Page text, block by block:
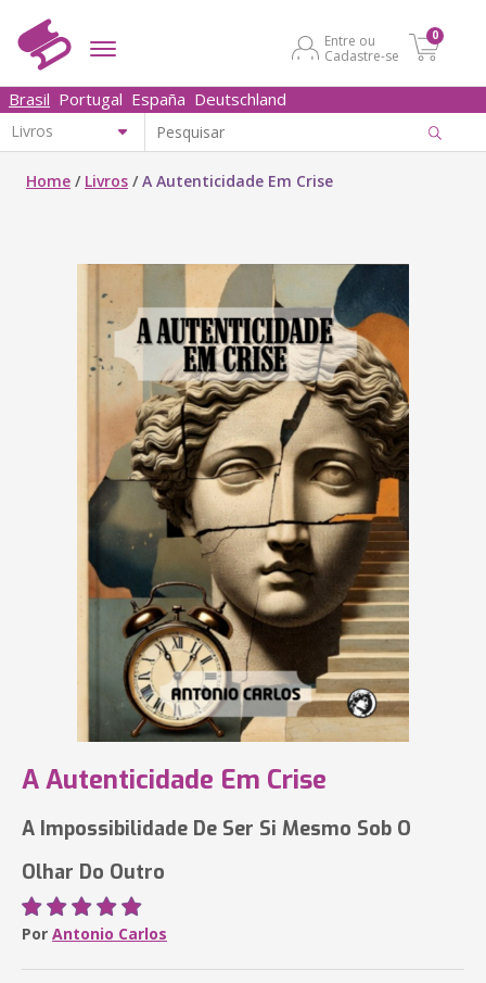
Entre ou
Cadastre-se
0
Brasil Portugal España Deutschland
Home / Livros /A Autenticidade Em Crise
A Autenticidade Em Crise
A Impossibilidade De Ser Si Mesmo Sob O
Olhar Do Outro
Por Antonio Carlos